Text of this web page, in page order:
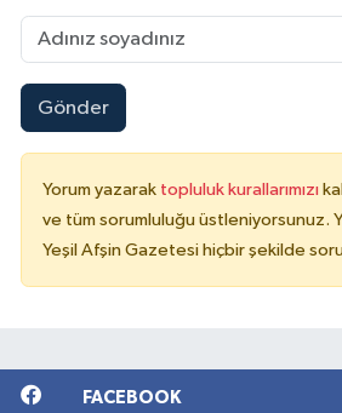
Gönder
Yorum yazarak topluluk kurallarımızı
ve tüm sorumluluğu üstleniyorsunuz.
Yeşil Afşin Gazetesi hiçbir şekilde
FACEBOOK